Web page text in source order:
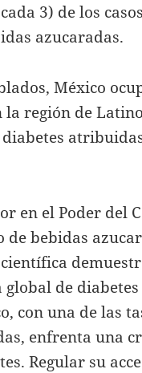
3) de los
azucaradas.
México
región de
en el Poder del
de bebidas
de
con una de las
enfrenta una
Regular su